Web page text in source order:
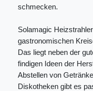
schmecken.
Solamagic
gastronomischen
Das liegt neben der
findigen Ideen der
Abstellen von
Diskotheken gibt es